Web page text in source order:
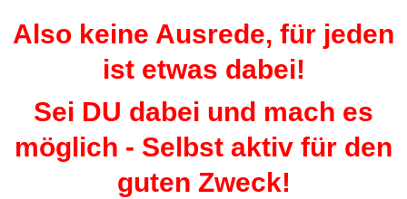
Also keine Ausrede, für jeden
ist etwas dabei!
Sei DU dabei und mach es
möglich - Selbst aktiv für den
guten Zweck!